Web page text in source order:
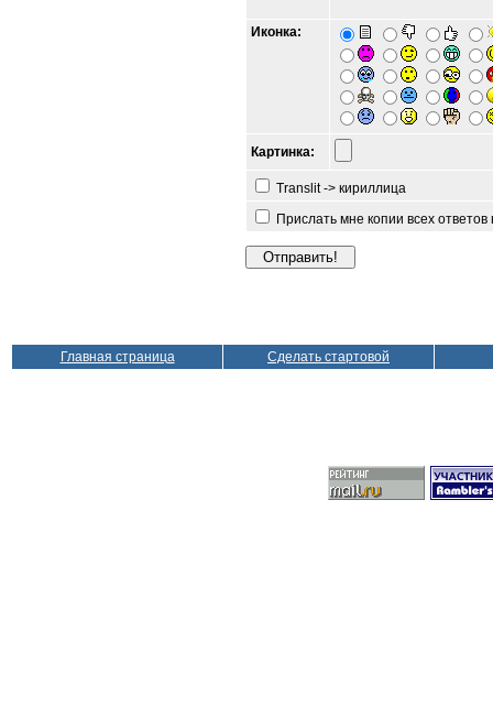
Иконка:
Картинка:
Translit -> кириллица
Прислать мне копии всех
Главная страница Сделать стартовой